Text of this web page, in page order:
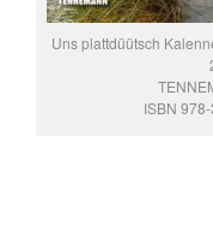
Uns plattdüütsch
ISBN